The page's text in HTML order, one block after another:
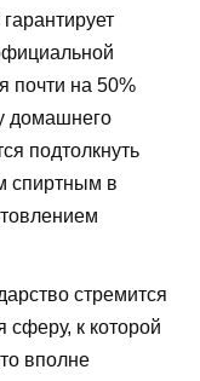
почти на 50%
домашнего
подтолкнуть
спиртным в
стремится
сферу, к которой
вполне